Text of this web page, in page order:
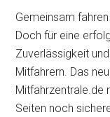
Gemeinsam
Doch für eine
Zuverlässigkeit
Mitfahrern. Das
Mitfahrzentrale.de
Seiten noch